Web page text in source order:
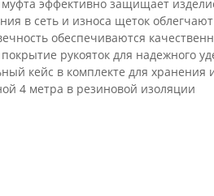
эффективно защищает
в сеть и износа щеток
обеспечиваются
рукояток для надежного
кейс в комплекте для хранения
4 метра в резиновой изоляции